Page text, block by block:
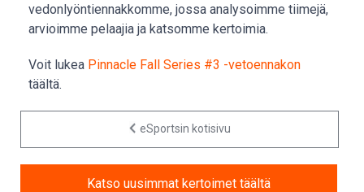
Pudotuspelivaiheen
Pudotuspelivaiheen
vedonlyöntiennakkomme, jossa analysoimme tiimejä,
arvioimme pelaajia ja katsomme kertoimia.
Voit lukea Pinnacle Fall Series #3 -vetoennakon
täältä.
eSportsin kotisivu
Katso uusimmat kertoimet täältä